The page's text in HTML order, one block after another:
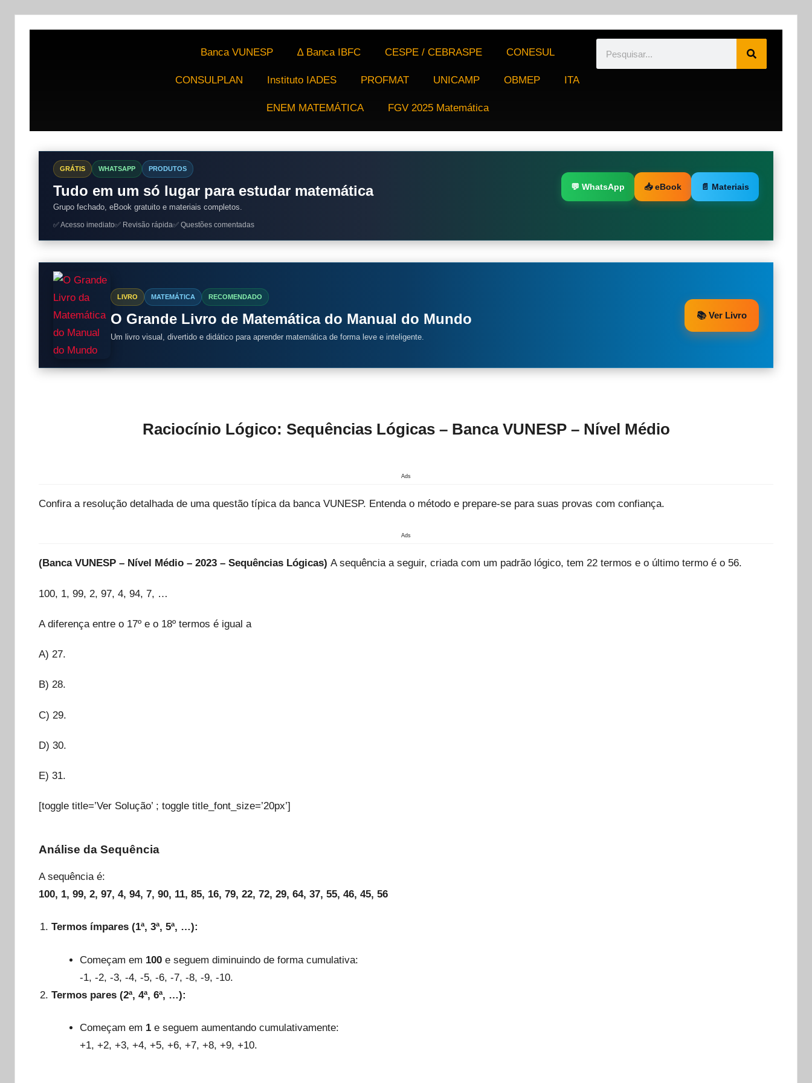
Banca VUNESP ∆ Banca IBFC CESPE / CEBRASPE CONESUL
CONSULPLAN Instituto IADES PROFMAT UNICAMP OBMEP ITA
ENEM MATEMÁTICA FGV 2025 Matemática
GRÁTIS WHATSAPP PRODUTOS
Tudo em um só lugar para estudar matemática
Grupo fechado, eBook gratuito e materiais completos.
💬 WhatsApp 📥 eBook 📄 Materiais
✅ Acesso imediato✅ Revisão rápida✅ Questões comentadas
LIVRO MATEMÁTICA RECOMENDADO
O Grande Livro de Matemática do Manual do Mundo
Um livro visual, divertido e didático para aprender matemática de forma leve e inteligente.
📚 Ver Livro
Raciocínio Lógico: Sequências Lógicas – Banca VUNESP – Nível Médio
Ads
Confira a resolução detalhada de uma questão típica da banca VUNESP. Entenda o método e prepare-se para suas provas com confiança.
Ads
(Banca VUNESP – Nível Médio – 2023 – Sequências Lógicas) A sequência a seguir, criada com um padrão lógico, tem 22 termos e o último termo é o 56.
100, 1, 99, 2, 97, 4, 94, 7, …
A diferença entre o 17º e o 18º termos é igual a
A) 27.
B) 28.
C) 29.
D) 30.
E) 31.
[toggle title=’Ver Solução’ ; toggle title_font_size=’20px’]
Análise da Sequência
A sequência é:
100, 1, 99, 2, 97, 4, 94, 7, 90, 11, 85, 16, 79, 22, 72, 29, 64, 37, 55, 46, 45, 56
Termos ímpares (1ª, 3ª, 5ª, …):
Começam em 100 e seguem diminuindo de forma cumulativa:
-1, -2, -3, -4, -5, -6, -7, -8, -9, -10.
Termos pares (2ª, 4ª, 6ª, …):
Começam em 1 e seguem aumentando cumulativamente:
+1, +2, +3, +4, +5, +6, +7, +8, +9, +10.